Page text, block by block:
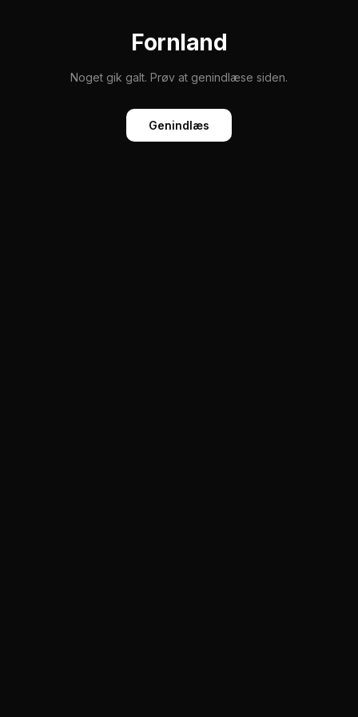
Fornland
Noget gik galt. Prøv at genindlæse siden.
Genindlæs